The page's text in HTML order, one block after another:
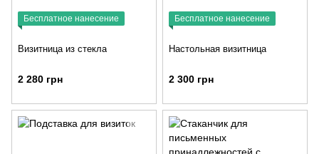
Бесплатное нанесение
Визитница из стекла
2 280 грн
Бесплатное нанесение
Настольная визитница
2 300 грн